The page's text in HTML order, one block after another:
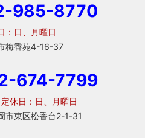
985-8770
曜日
4-16-37
674-7799
日、月曜日
松香台2-1-31